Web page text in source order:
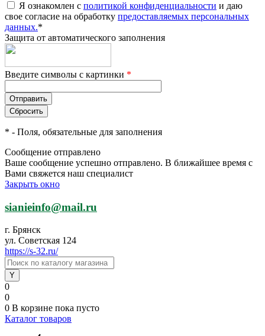
Я ознакомлен с политикой конфиденциальности и даю
свое согласие на обработку предоставляемых персональных
данных.*
Защита от автоматического заполнения
Введите символы с картинки *
* - Поля, обязательные для заполнения
Сообщение отправлено
Ваше сообщение успешно отправлено. В ближайшее время с
Вами свяжется наш специалист
Закрыть окно
sianieinfo@mail.ru
г. Брянск
ул. Советская 124
https://s-32.ru/
0
0
0 В корзине пока пусто
Каталог товаров